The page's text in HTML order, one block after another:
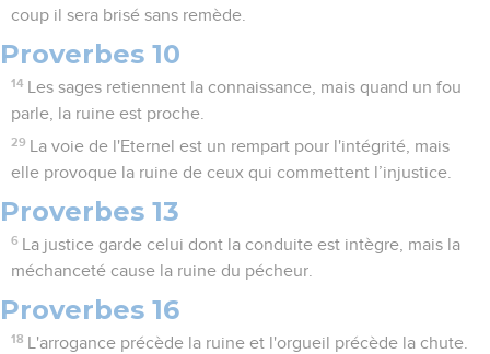
coup il sera brisé sans remède.
Proverbes 10
14
Les sages retiennent la connaissance, mais quand un fou
parle, la ruine est proche.
29
La voie de l'Eternel est un rempart pour l'intégrité, mais
elle provoque la ruine de ceux qui commettent l’injustice.
Proverbes 13
6
La justice garde celui dont la conduite est intègre, mais la
méchanceté cause la ruine du pécheur.
Proverbes 16
18 L'arrogance précède la ruine et l'orgueil précède la chute.